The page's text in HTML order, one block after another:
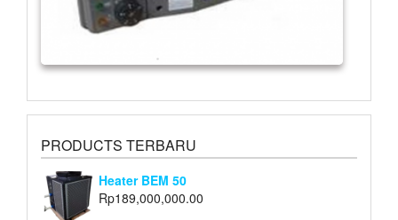
PRODUCTS TERBARU
Heater BEM 50
Rp189,000,000.00